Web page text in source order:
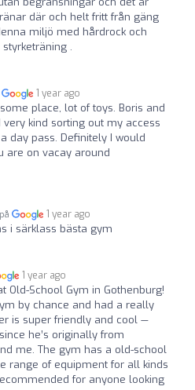
där och helt fritt från gäng
miljö med hårdrock och
.
1 year ago
place, lot of toys. Boris and
kind sorting out my access
day pass. Definitely I would
are on vacay around
1 year ago
i särklass bästa gym
1 year ago
Old-School Gym in Gothenburg!
by chance and had a really
is super friendly and cool —
he’s originally from
me. The gym has a old-school
range of equipment for all kinds
for anyone looking